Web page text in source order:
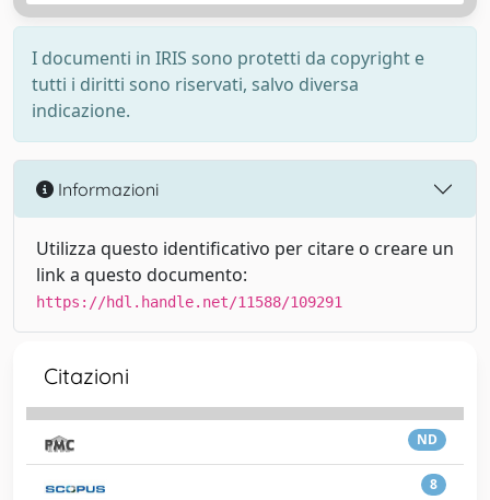
I documenti in IRIS sono protetti da copyright e
tutti i diritti sono riservati, salvo diversa
indicazione.
Informazioni
Utilizza questo identificativo per citare o creare un
link a questo documento:
https://hdl.handle.net/11588/109291
Citazioni
ND
8